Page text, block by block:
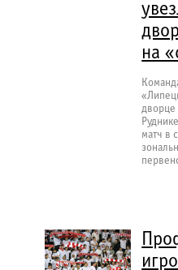
на
дворце
матч в